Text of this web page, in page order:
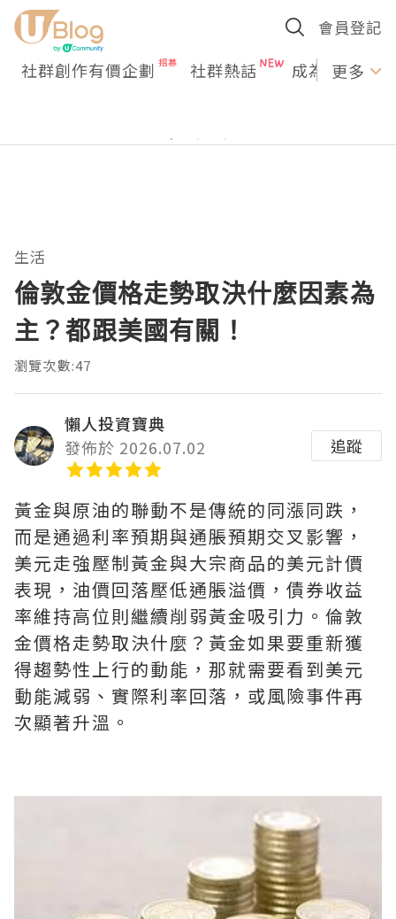
會員登記
社群創作有價企劃 社群熱話 成為U更多
生活
倫敦金價格走勢取決什麼因素為
主？都跟美國有關！
瀏覽次數:47
懶人投資寶典
發佈於 2026.07.02
追蹤
黃金與原油的聯動不是傳統的同漲同跌，
而是通過利率預期與通脹預期交叉影響，
美元走強壓制黃金與大宗商品的美元計價
表現，油價回落壓低通脹溢價，債券收益
率維持高位則繼續削弱黃金吸引力。倫敦
金價格走勢取決什麼？黃金如果要重新獲
得趨勢性上行的動能，那就需要看到美元
動能減弱、實際利率回落，或風險事件再
次顯著升溫。